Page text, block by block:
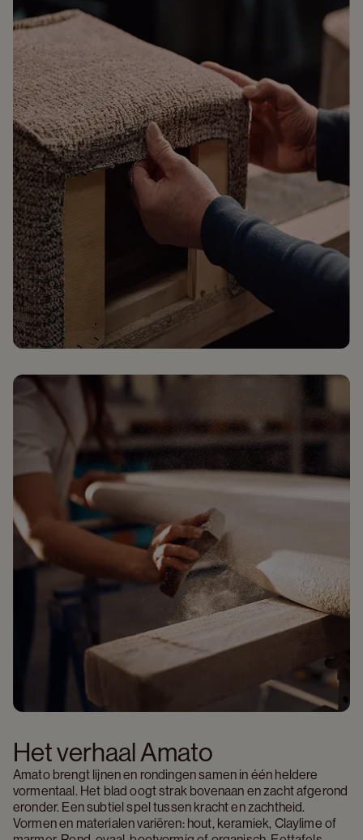
Het verhaal Amato
Amato brengt lijnen en rondingen samen in één heldere
vormentaal. Het blad oogt strak bovenaan en zacht afgerond
eronder. Een subtiel spel tussen kracht en zachtheid.
Vormen en materialen variëren: hout, keramiek, Claylime of